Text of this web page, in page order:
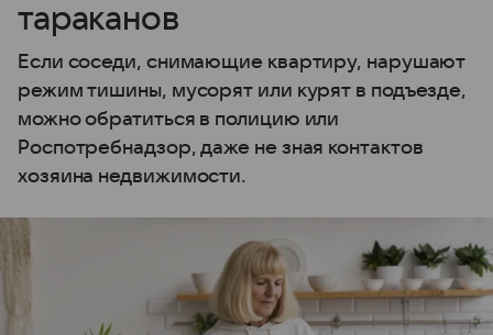
тараканов
Если соседи, снимающие квартиру, нарушают
режим тишины, мусорят или курят в подъезде,
можно обратиться в полицию или
Роспотребнадзор, даже не зная контактов
хозяина недвижимости.